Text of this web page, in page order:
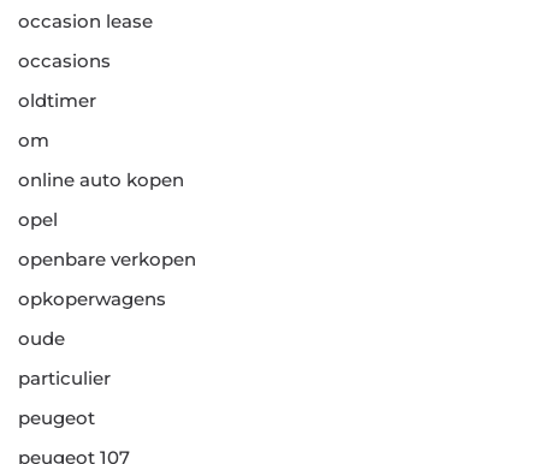
occasion lease
occasions
oldtimer
om
online auto kopen
opel
openbare verkopen
opkoperwagens
oude
particulier
peugeot
peugeot 107